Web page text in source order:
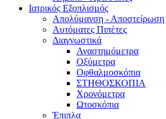
Ιατρικός Εξοπλισμός
Απολύμανση - Αποστείρωση
Αυτόματες Πιπέτες
Διαγνωστικά
Αναστημόμετρα
Οξύμετρα
Οφθαλμοσκόπια
ΣΤΗΘΟΣΚΟΠΙΑ
Χρονόμετρα
Ωτοσκόπια
Έπιπλα